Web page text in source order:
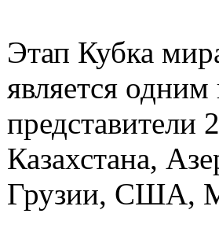
Этап Кубка
является
представители
Казахстана,
Грузии, США,